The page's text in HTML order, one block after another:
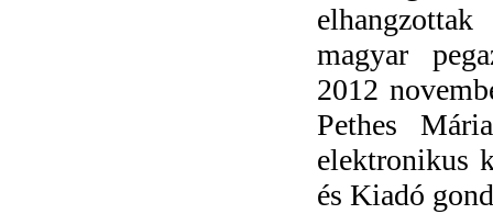
magyar
2012
Pethes
elektronikus
és Kiadó